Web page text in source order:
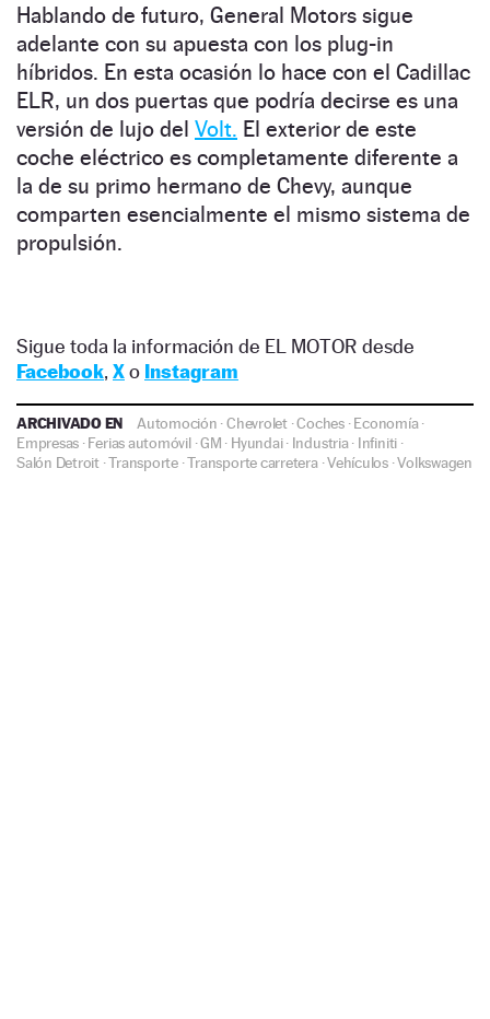
Hablando de futuro, General Motors sigue
adelante con su apuesta con los plug-in
híbridos. En esta ocasión lo hace con el Cadillac
ELR, un dos puertas que podría decirse es una
versión de lujo del Volt. El exterior de este
coche eléctrico es completamente diferente a
la de su primo hermano de Chevy, aunque
comparten esencialmente el mismo sistema de
propulsión.
Sigue toda la información de EL MOTOR desde
Facebook, Xo Instagram
ARCHIVADO EN Automoción ·Chevrolet·Coches·Economía·
Empresas ·Ferias automóvil·GM · Hyundai· Industria· Infiniti ·
Salón Detroit ·Transporte ·Transporte carretera·Vehículos ·Volkswagen